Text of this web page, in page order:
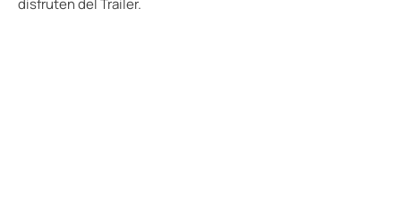
disfruten del Trailer.